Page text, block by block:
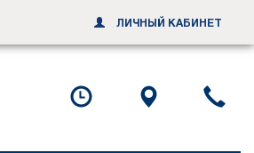
ЛИЧНЫЙ КАБИНЕТ
Посмотреть
график схему